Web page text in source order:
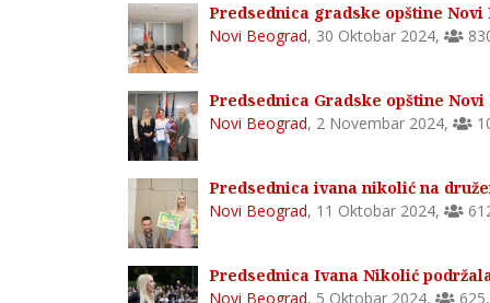
Predsednica gradske opštine
Novi Beograd, 30 Oktobar 2024,
Predsednica Gradske opštine
Novi Beograd, 2 Novembar 2024,
Predsednica ivana nikolić na
Novi Beograd, 11 Oktobar 2024,
Predsednica Ivana Nikolić
Novi Beograd, 5 Oktobar 2024, 625,